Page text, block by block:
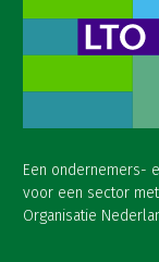
Een ondernemers-
voor een sector
Organisatie